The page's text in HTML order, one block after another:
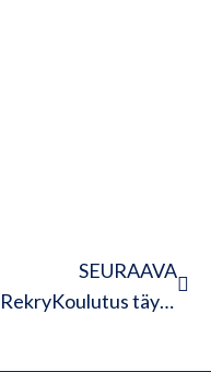
SEURAAVA
RekryKoulutus täydensi osaamista ja tuotti työpaikan